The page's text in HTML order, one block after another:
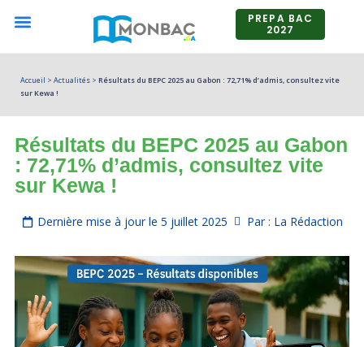
PREPA BAC
2027
Accueil > Actualités > Résultats du BEPC 2025 au Gabon : 72,71% d’admis, consultez vite
sur Kewa !
Résultats du BEPC 2025 au Gabon
: 72,71% d’admis, consultez vite
sur Kewa !
Dernière mise à jour le 5 juillet 2025 Par : La Rédaction